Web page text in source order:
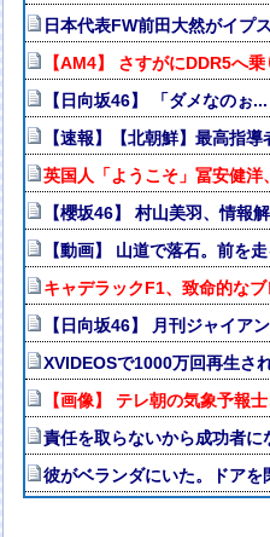
日本代表FW前田大然がイプ
【AM4】 さすがにDDR5へ
【日向坂46】 「ダメなのぉ
【速報】【北朝鮮】最高指
英国人「ようこそ」冨安健
【櫻坂46】 村山美羽、情報
【動画】 山道で落石。前を
キャデラックF1、致命的な
【日向坂46】 月刊ジャイア
XVIDEOSで1000万回再生さ
【画像】 テレ朝の気象予報
責任を取らないから成功者
彼がベランダにいた。ドア